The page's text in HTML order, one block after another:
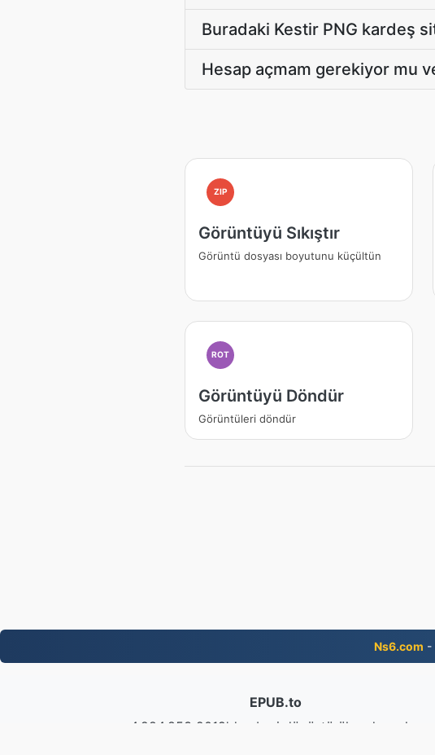
Buradaki Kestir PNG kardeş
Hesap açmam gerekiyor mu
ZIP
Görüntüyü Sıkıştır
Görüntü dosyası boyutunu küçültün
ROT
Görüntüyü Döndür
Görüntüleri döndür
Ns6.com -
EPUB.to
4,284,853 2019'dan beri dönüştürülen dosyalar